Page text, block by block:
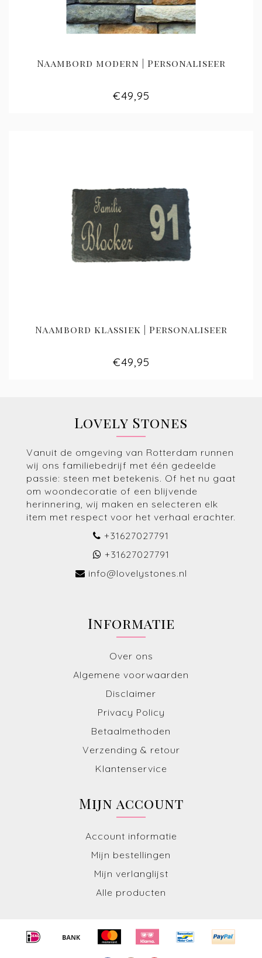
Naambord modern | Personaliseer
€49,95
Naambord klassiek | Personaliseer
€49,95
Lovely Stones
Vanuit de omgeving van Rotterdam runnen
wij ons familiebedrijf met één gedeelde
passie: steen met betekenis. Of het nu gaat
om woondecoratie of een blijvende
herinnering, wij maken en selecteren elk
item met respect voor het verhaal erachter.
+31627027791
+31627027791
info@lovelystones.nl
Informatie
Over ons
Algemene voorwaarden
Disclaimer
Privacy Policy
Betaalmethoden
Verzending & retour
Klantenservice
Mijn account
Account informatie
Mijn bestellingen
Mijn verlanglijst
Alle producten